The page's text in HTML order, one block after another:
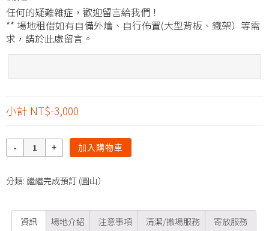
任何的疑難雜症，歡迎留言給我們！
** 場地租借如有自備外燴、自行佈置(大型背板、鐵架）等需
求，請於此處留言。
小計 NT$-3,000
量
加入購物車
分類: 繼繼完成預訂 (圓山）
資訊 場地介紹 注意事項 清潔/撤場服務
寄放服務